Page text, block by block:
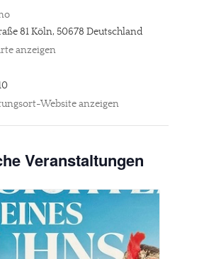
81Köln, 50678 Deutschland
anzeigen
Website anzeigen
Veranstaltungen